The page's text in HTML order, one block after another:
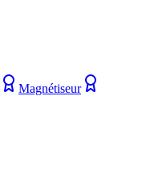
Magnétiseur